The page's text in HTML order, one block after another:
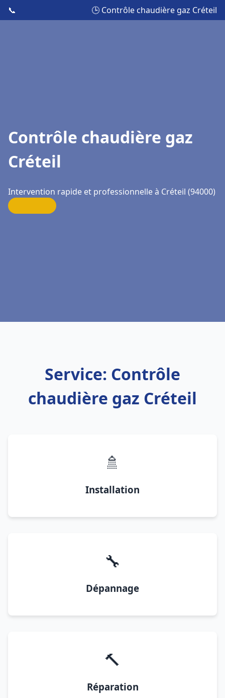
📞 🕒 Contrôle chaudière gaz Créteil
Contrôle chaudière gaz
Créteil
Intervention rapide et professionnelle à Créteil (94000)
Service: Contrôle
chaudière gaz Créteil
🚿
Installation
🔧
Dépannage
🔨
Réparation